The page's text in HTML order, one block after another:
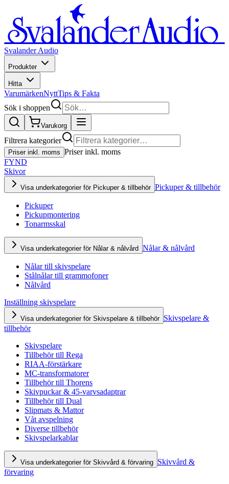
Svalander Audio
Produkter
Hitta
VarumärkenNyttTips & Fakta
Sök i shoppen
Varukorg
Filtrera kategorier
Priser inkl. moms Priser inkl. moms
FYND
Skivor
Visa underkategorier för Pickuper & tillbehör Pickuper & tillbehör
Pickuper
Pickupmontering
Tonarmsskal
Visa underkategorier för Nålar & nålvård Nålar & nålvård
Nålar till skivspelare
Stålnålar till grammofoner
Nålvård
Inställning skivspelare
Visa underkategorier för Skivspelare & tillbehör Skivspelare &
tillbehör
Skivspelare
Tillbehör till Rega
RIAA-förstärkare
MC-transformatorer
Tillbehör till Thorens
Skivpuckar & 45-varvsadaptrar
Tillbehör till Dual
Slipmats & Mattor
Våt avspelning
Diverse tillbehör
Skivspelarkablar
Visa underkategorier för Skivvård & förvaring Skivvård &
förvaring